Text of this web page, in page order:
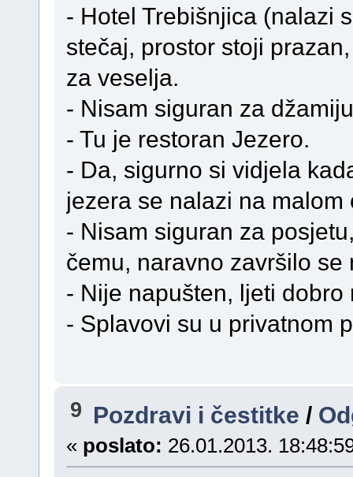
- Hotel Trebišnjica (nalazi
stečaj, prostor stoji
za veselja.
- Nisam siguran za
- Tu je restoran Jezero.
- Da, sigurno si vidjela
jezera se nalazi na malom
- Nisam siguran za
čemu, naravno završilo se
- Nije napušten, ljeti dobro
- Splavovi su u privatnom
9 Pozdravi i čestitke /
« poslato: 26.01.2013.